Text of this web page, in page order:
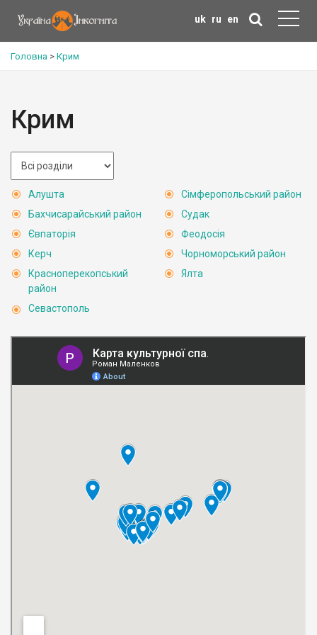
uk ru en
Головна > Крим
Крим
Алушта
Бахчисарайський район
Євпаторія
Керч
Красноперекопський
район
Севастополь
Сімферопольський район
Судак
Феодосія
Чорноморський район
Ялта